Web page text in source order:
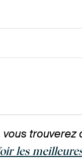
les